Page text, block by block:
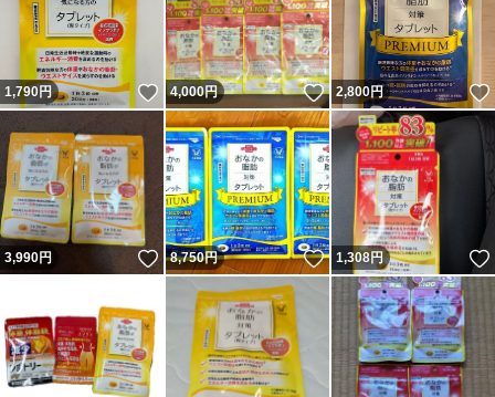
1,790円 いいね！
4,000円 いいね！
2,800円
3,990円 いいね！
8,750円 いいね！
1,308円